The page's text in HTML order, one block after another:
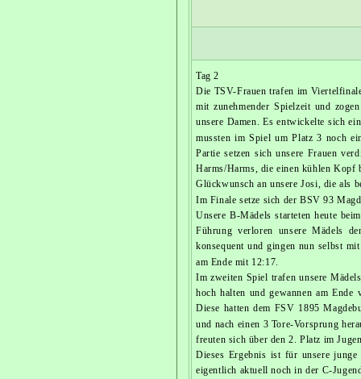
Tag 2
Die TSV-Frauen trafen im
mit zunehmender Spielzeit und
unsere Damen. Es entwickelte sich
mussten im Spiel um Platz 3 noch
Partie setzen sich unsere Frauen
Harms/Harms, die einen kühlen Kopf
Glückwunsch an unsere Josi, die als
Im Finale setze sich der BSV 93
Unsere B-Mädels starteten heute
Führung verloren unsere Mädels
konsequent und gingen nun selbst
am Ende mit 12:17.
Im zweiten Spiel trafen unsere
hoch halten und gewannen am
Diese hatten dem FSV 1895
und nach einen 3 Tore-Vorsprung
freuten sich über den 2. Platz im
Dieses Ergebnis ist für unsere
eigentlich aktuell noch in der C-